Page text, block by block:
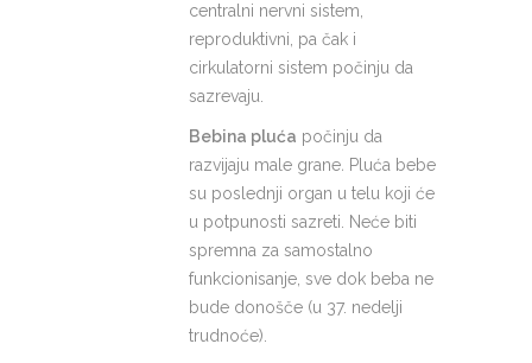
centralni nervni sistem,
reproduktivni, pa čak i
cirkulatorni sistem počinju da
sazrevaju.
Bebina pluća počinju da
razvijaju male grane. Pluća bebe
su poslednji organ u telu koji će
u potpunosti sazreti. Neće biti
spremna za samostalno
funkcionisanje, sve dok beba ne
bude donošče (u 37. nedelji
trudnoće).